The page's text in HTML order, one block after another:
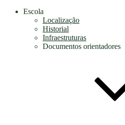
Escola
Localização
Historial
Infraestruturas
Documentos orientadores